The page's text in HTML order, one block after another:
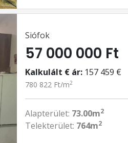
Siófok
57 000 000 Ft
Kalkulált € ár: 157 459 €
780 822 Ft/m2
Alapterület: 73.00m2
Telekterület: 764m2